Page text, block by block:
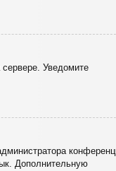
Уведомите
Дополнительную